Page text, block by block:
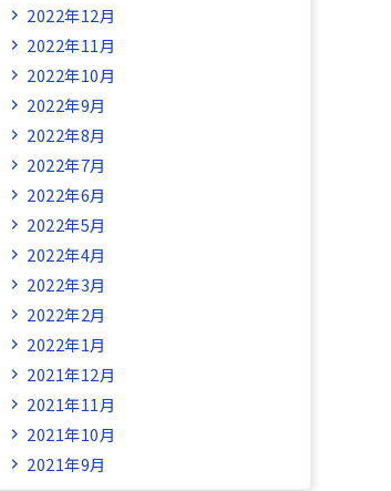
2022年12月
2022年11月
2022年10月
2022年9月
2022年8月
2022年7月
2022年6月
2022年5月
2022年4月
2022年3月
2022年2月
2022年1月
2021年12月
2021年11月
2021年10月
2021年9月